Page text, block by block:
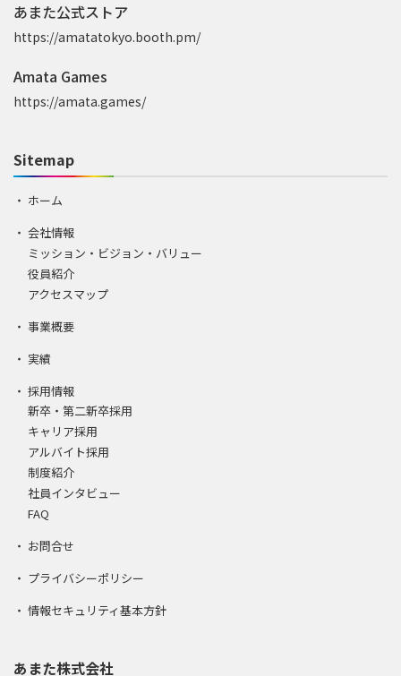
あまた公式ストア
https://amatatokyo.booth.pm/
Amata Games
https://amata.games/
Sitemap
ホーム
会社情報
ミッション・ビジョン・バリュー
役員紹介
アクセスマップ
事業概要
実績
採用情報
新卒・第二新卒採用
キャリア採用
アルバイト採用
制度紹介
社員インタビュー
FAQ
お問合せ
プライバシーポリシー
情報セキュリティ基本方針
あまた株式会社